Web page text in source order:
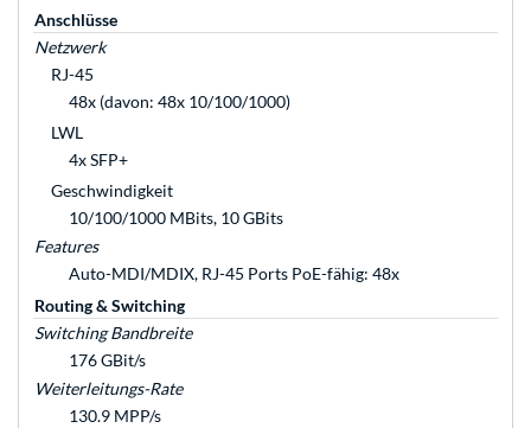
Anschlüsse
Netzwerk
RJ-45
48x (davon: 48x 10/100/1000)
LWL
4x SFP+
Geschwindigkeit
10/100/1000 MBits, 10 GBits
Features
Auto-MDI/MDIX, RJ-45 Ports PoE-fähig: 48x
Routing & Switching
Switching Bandbreite
176 GBit/s
Weiterleitungs-Rate
130.9 MPP/s